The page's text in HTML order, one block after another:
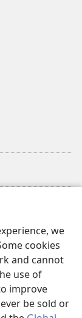
we
cookies
and cannot
use of
improve
be sold or